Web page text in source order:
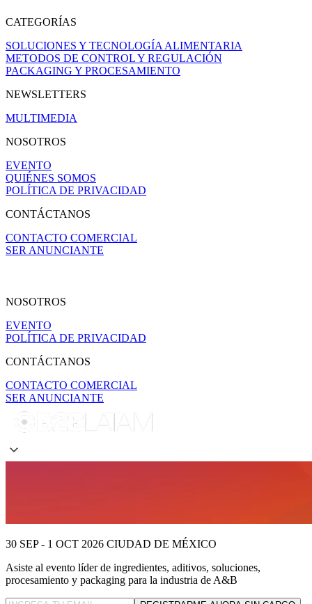
CATEGORÍAS
SOLUCIONES Y TECNOLOGÍA ALIMENTARIA
METODOS DE CONTROL Y REGULACIÓN
PACKAGING Y PROCESAMIENTO
NEWSLETTERS
MULTIMEDIA
NOSOTROS
EVENTO
QUIÉNES SOMOS
POLÍTICA DE PRIVACIDAD
CONTÁCTANOS
CONTACTO COMERCIAL
SER ANUNCIANTE
NOSOTROS
EVENTO
POLÍTICA DE PRIVACIDAD
CONTÁCTANOS
CONTACTO COMERCIAL
SER ANUNCIANTE
30 SEP - 1 OCT 2026 CIUDAD DE MÉXICO
Asiste al evento líderde ingredientes, aditivos, soluciones,
procesamiento y packaging para la industria de A&B